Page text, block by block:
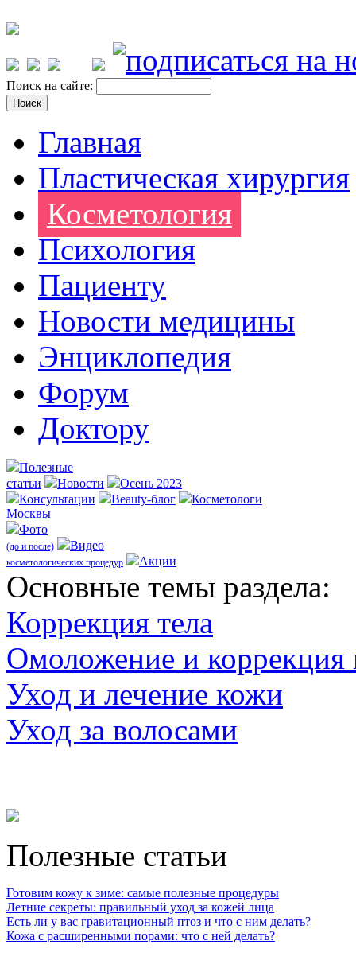
Поиск на сайте:
Главная
Пластическая хирургия
Косметология
Психология
Пациенту
Новости медицины
Энциклопедия
Форум
Доктору
Полезные
статьи
Новости
Осень 2023
Консультации
Beauty-блог
Косметологи
Москвы
Фото
(до и после) Видео
косметологических процедур Акции
Оcновные темы раздела:
Коррекция тела
Омоложение и коррекция
Уход и лечение кожи
Уход за волосами
Полезные статьи
Готовим кожу к зиме: самые полезные процедуры
Летние секреты: правильный уход за кожей лица
Есть ли у вас гравитационный птоз и что с ним делать?
Кожа с расширенными порами: что с ней делать?